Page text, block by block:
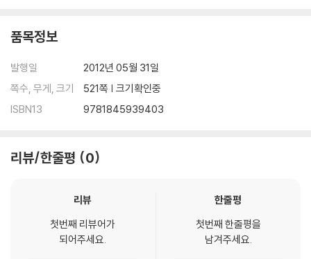
품목정보
발행일
2012년 05월 31일
쪽수, 무게, 크기
521쪽 | 크기확인중
ISBN13
9781845939403
리뷰/한줄평 0
리뷰
첫번째 리뷰어가
되어주세요.
한줄평
첫번째 한줄평을
남겨주세요.